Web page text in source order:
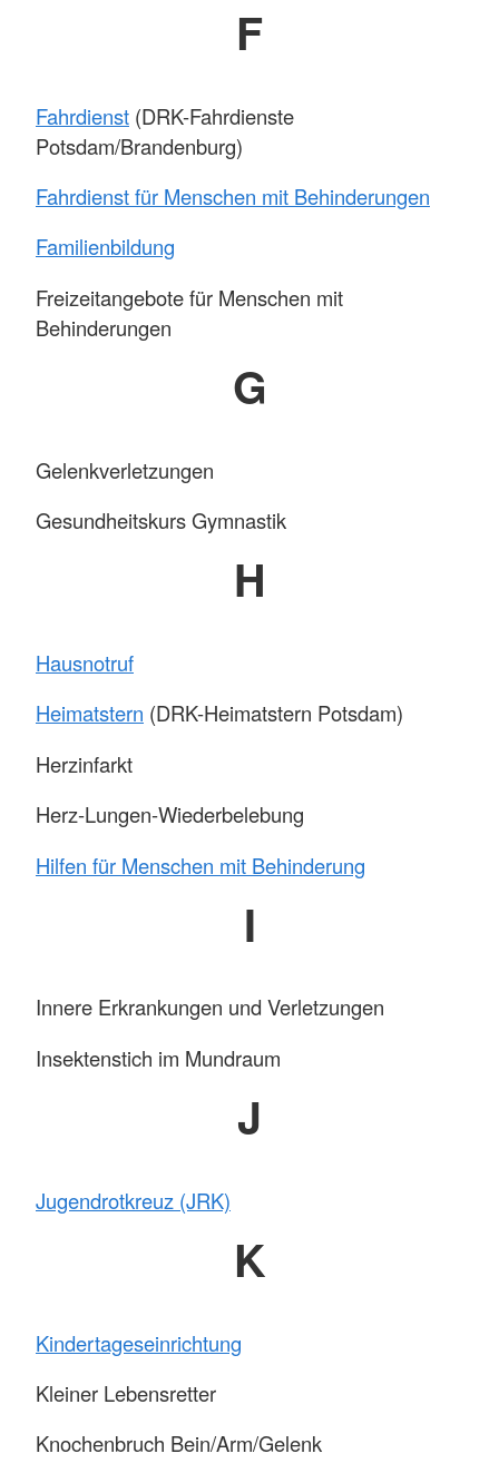
F
Fahrdienst (DRK-Fahrdienste
Potsdam/Brandenburg)
Fahrdienst für Menschen mit Behinderungen
Familienbildung
Freizeitangebote für Menschen mit
Behinderungen
G
Gelenkverletzungen
Gesundheitskurs Gymnastik
H
Hausnotruf
Heimatstern (DRK-Heimatstern Potsdam)
Herzinfarkt
Herz-Lungen-Wiederbelebung
Hilfen für Menschen mit Behinderung
I
Innere Erkrankungen und Verletzungen
Insektenstich im Mundraum
J
Jugendrotkreuz (JRK)
K
Kindertageseinrichtung
Kleiner Lebensretter
Knochenbruch Bein/Arm/Gelenk